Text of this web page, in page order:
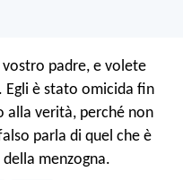
padre, e volete
Egli è stato omicida fin
alla verità, perché non
parla di quel che è
menzogna.